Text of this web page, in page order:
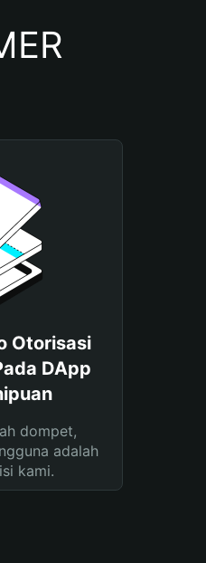
Otorisasi
DApp
dompet,
adalah
kami.